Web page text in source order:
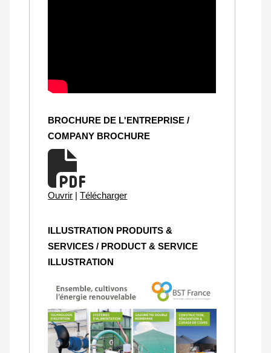
BROCHURE DE L'ENTREPRISE /
COMPANY BROCHURE
Ouvrir | Télécharger
ILLUSTRATION PRODUITS &
SERVICES / PRODUCT & SERVICE
ILLUSTRATION